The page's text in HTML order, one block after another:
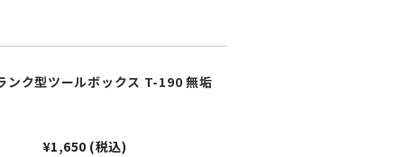
ンク型ツールボックス T-190 無垢
¥1,650 (税込)